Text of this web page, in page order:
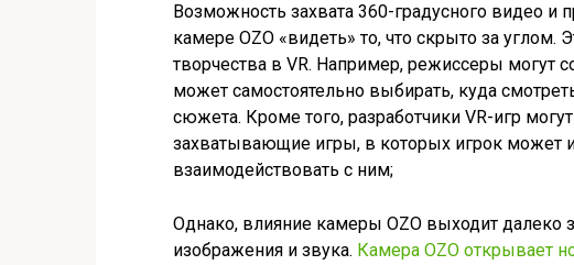
Возможность захвата 360-градусного видео и
камере OZO «видеть» то, что скрыто за
творчества в VR. Например, режиссеры могут
может самостоятельно выбирать, куда
сюжета. Кроме того, разработчики VR-игр
захватывающие игры, в которых игрок может
взаимодействовать с ним;
Однако, влияние камеры OZO выходит далеко
изображения и звука. Камера OZO открывает